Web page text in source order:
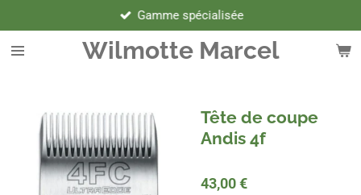
au
contenu
Wilmotte Marcel
Gamme spécialisée
Tête de coupe
Andis 4f
43,00 €